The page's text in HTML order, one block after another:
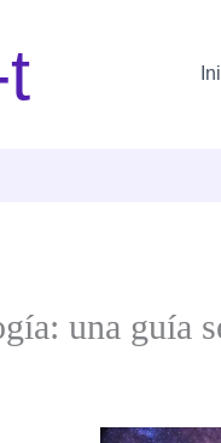
una guía